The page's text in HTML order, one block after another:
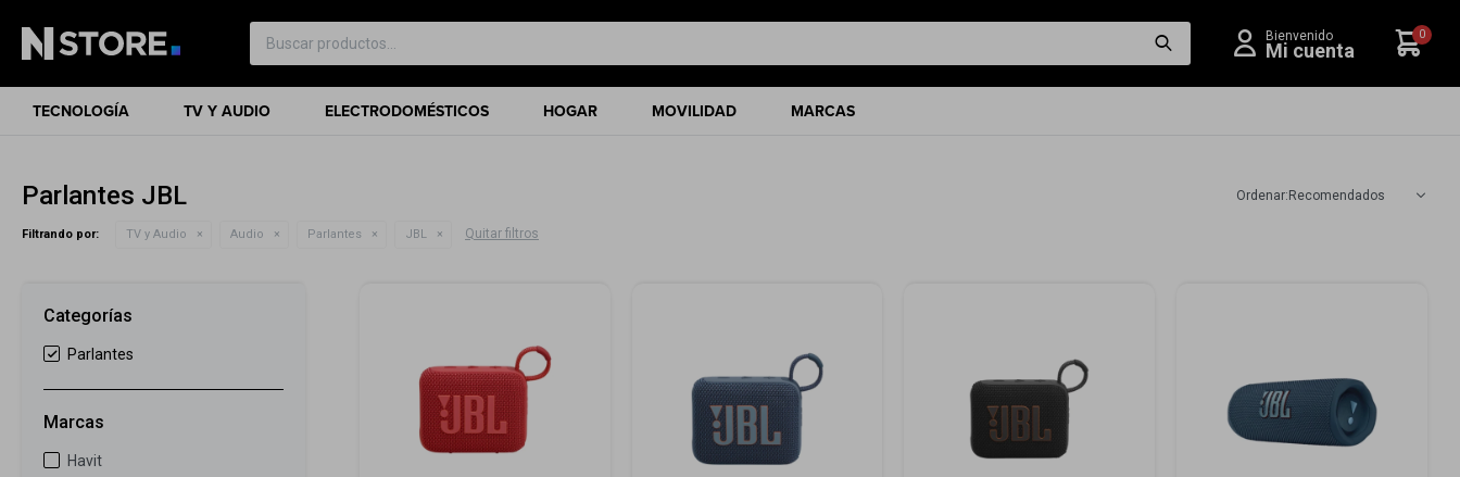
TECNOLOGÍA TV Y AUDIO ELECTRODOMÉSTICOS HOGAR MOVILIDAD MARCAS
0
Parlantes JBL Recomendados
Filtrando por: TV y Audio Audio Parlantes JBL Quitar filtros
Categorías
Parlantes
Marcas
Havit